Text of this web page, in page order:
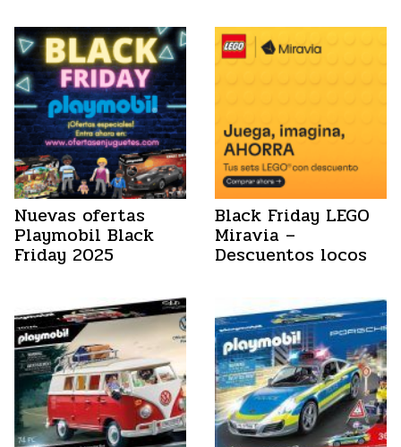
Nuevas ofertas
Playmobil Black
Friday 2025
Black Friday LEGO
Miravia –
Descuentos locos